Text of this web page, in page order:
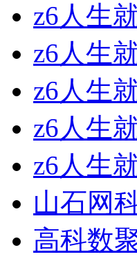
z6人生
z6人生
z6人生
z6人生
z6人生
山石网
高科数